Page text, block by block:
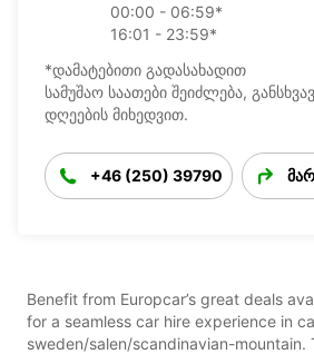
00:00 - 06:59*
16:01 - 23:59*
*დამატებითი გადასახადით
სამუშაო საათები შეიძლება,
დღეების მიხედვით.
+46 (250) 39790
Benefit from Europcar’s great deals
for a seamless car hire experience in
sweden/salen/scandinavian-mountain.